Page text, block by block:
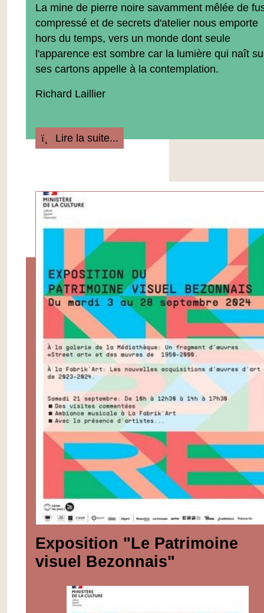
La mine de pierre noire savamment mêlée de
compressé et de secrets d'atelier nous emporte
hors du temps, vers un monde dont seule
l'apparence est sombre car la lumière qui naît
ses cartons appelle à la contemplation.
Richard Laillier
Lire la suite...
Exposition "Le Patrimoine
visuel Bezonnais"